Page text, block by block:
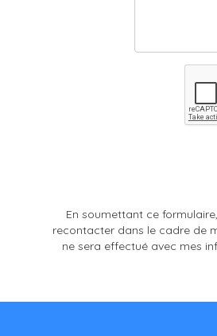
En soumettant ce
recontacter dans le cadre de
ne sera effectué avec mes